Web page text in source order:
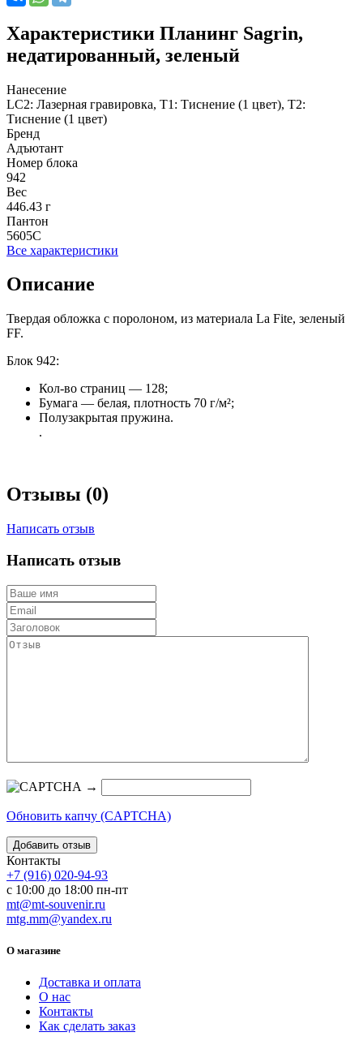
Характеристики Планинг Sagrin,
недатированный, зеленый
Нанесение
LC2: Лазерная гравировка, T1: Тиснение (1 цвет), T2:
Тиснение (1 цвет)
Бренд
Адъютант
Номер блока
942
Вес
446.43 г
Пантон
5605C
Все характеристики
Описание
Твердая обложка с поролоном, из материала La Fite, зеленый
FF.
Блок 942:
Кол-во страниц — 128;
Бумага — белая, плотность 70 г/м²;
Полузакрытая пружина.
.
Отзывы (0)
Написать отзыв
Написать отзыв
→
Обновить капчу (CAPTCHA)
Контакты
+7 (916) 020-94-93
с 10:00 до 18:00 пн-пт
mt@mt-souvenir.ru
mtg.mm@yandex.ru
О магазине
Доставка и оплата
О нас
Контакты
Как сделать заказ